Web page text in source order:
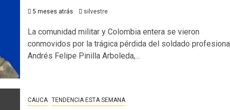
5 meses atrás silvestre
La comunidad militar y Colombia entera se vieron
conmovidos por la trágica pérdida del soldado
Andrés Felipe Pinilla Arboleda,...
CAUCA TENDENCIA ESTA SEMANA